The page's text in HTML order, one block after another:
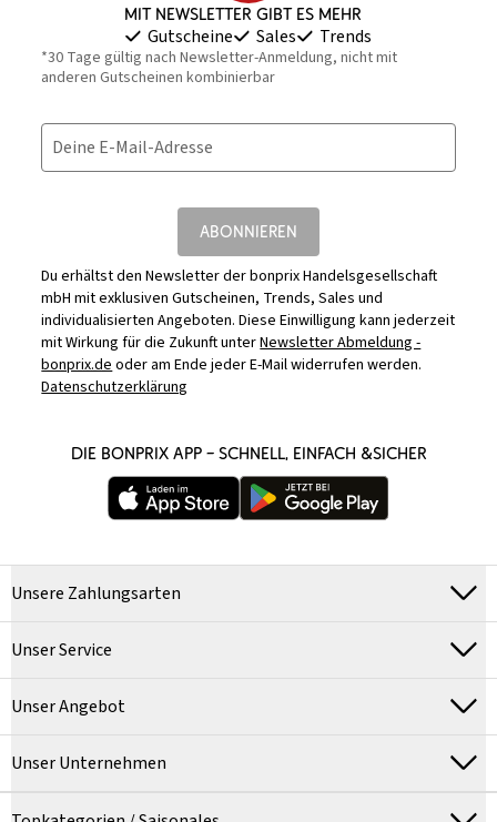
Mit Newsletter gibt es mehr
Gutscheine Sales Trends
*30 Tage gültig nach Newsletter-Anmeldung, nicht mit
anderen Gutscheinen kombinierbar
Deine E-Mail-Adresse
ABONNIEREN
Du erhältst den Newsletter der bonprix Handelsgesellschaft
mbH mit exklusiven Gutscheinen, Trends, Sales und
individualisierten Angeboten. Diese Einwilligung kann jederzeit
mit Wirkung für die Zukunft unterNewsletter Abmeldung -
bonprix.deoder am Ende jeder E-Mail widerrufen werden.
Datenschutzerklärung
DIE BONPRIX APP – SCHNELL, EINFACH &SICHER
Unsere Zahlungsarten
Unser Service
Unser Angebot
Unser Unternehmen